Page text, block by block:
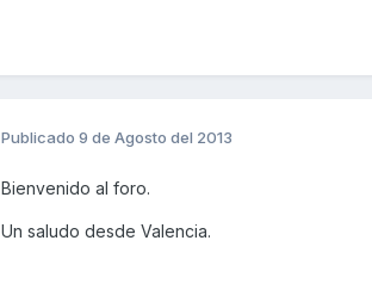
Publicado 9 de Agosto del 2013
Bienvenido al foro.
Un saludo desde Valencia.